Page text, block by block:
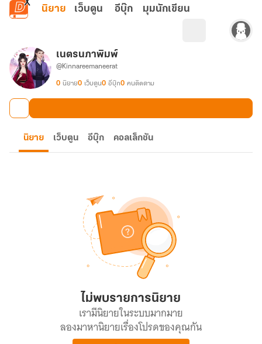
ข้ามไปยังเนื้อหาหลัก
นิยาย เว็บตูน อีบุ๊ก มุมนักเขียน
เนตรนภาพิมพ์
@Kinnareemaneerat
0 นิยาย0 เว็บตูน0 อีบุ๊ก0 คนติดตาม
นิยาย เว็บตูน อีบุ๊ก คอลเล็กชัน
ไม่พบรายการนิยาย
เรามีนิยายในระบบมากมาย
ลองมาหานิยายเรื่องโปรดของคุณกัน